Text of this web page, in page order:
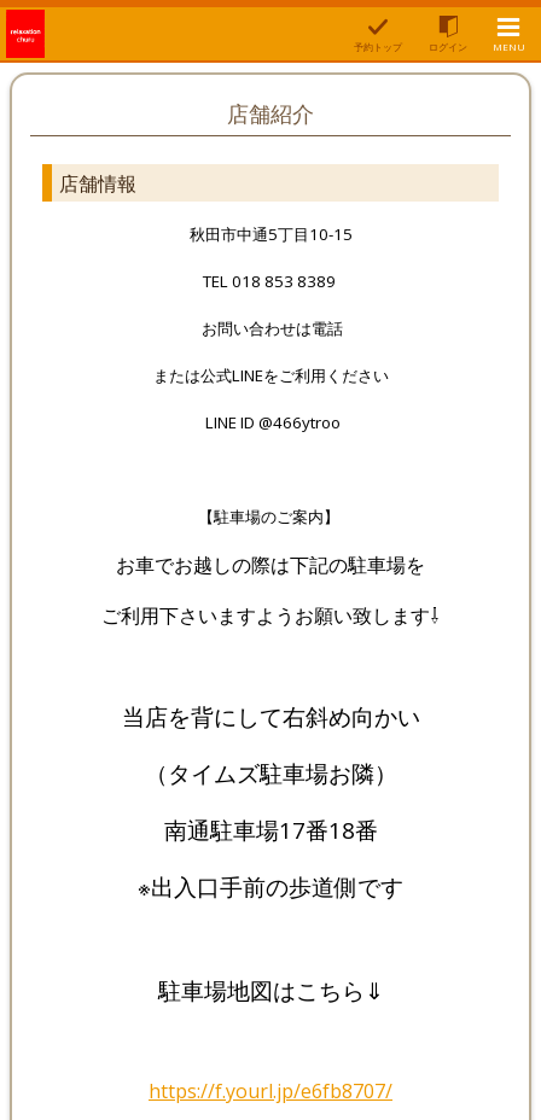
予約トップ ログイン MENU
店舗紹介
店舗情報
秋田市中通5丁目10-15
TEL 018 853 8389
お問い合わせは電話
または公式LINEをご利用ください
LINE ID @466ytroo
【駐車場のご案内】
お車でお越しの際は下記の駐車場を
ご利用下さいますようお願い致します⇩
当店を背にして右斜め向かい
（タイムズ駐車場お隣）
南通駐車場17番18番
※出入口手前の歩道側です
駐車場地図はこちら⇓
https://f.yourl.jp/e6fb8707/